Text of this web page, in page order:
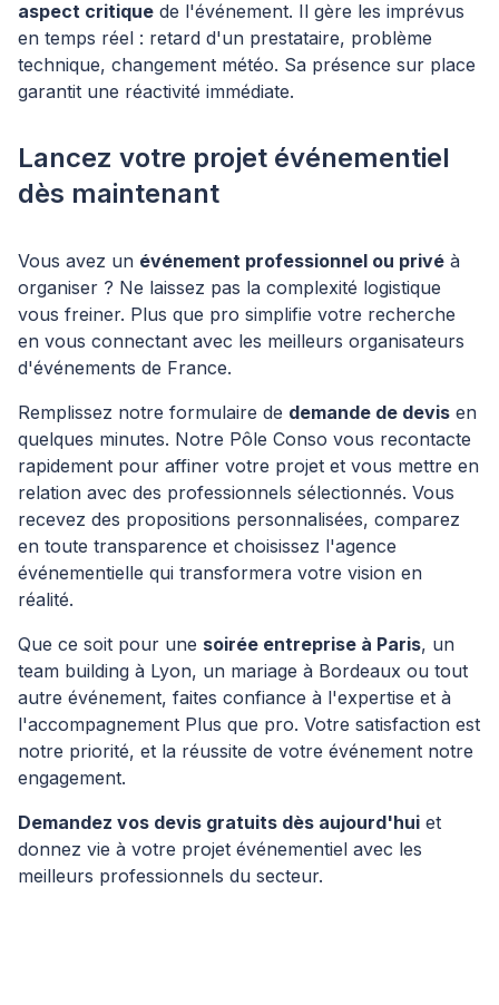
aspect critique de l'événement. Il gère les imprévus
en temps réel : retard d'un prestataire, problème
technique, changement météo. Sa présence sur place
garantit une réactivité immédiate.
Lancez votre projet événementiel
dès maintenant
Vous avez un événement professionnel ou privé à
organiser ? Ne laissez pas la complexité logistique
vous freiner. Plus que pro simplifie votre recherche
en vous connectant avec les meilleurs organisateurs
d'événements de France.
Remplissez notre formulaire de demande de devis en
quelques minutes. Notre Pôle Conso vous recontacte
rapidement pour affiner votre projet et vous mettre en
relation avec des professionnels sélectionnés. Vous
recevez des propositions personnalisées, comparez
en toute transparence et choisissez l'agence
événementielle qui transformera votre vision en
réalité.
Que ce soit pour une soirée entreprise à Paris, un
team building à Lyon, un mariage à Bordeaux ou tout
autre événement, faites confiance à l'expertise et à
l'accompagnement Plus que pro. Votre satisfaction est
notre priorité, et la réussite de votre événement notre
engagement.
Demandez vos devis gratuits dès aujourd'hui et
donnez vie à votre projet événementiel avec les
meilleurs professionnels du secteur.